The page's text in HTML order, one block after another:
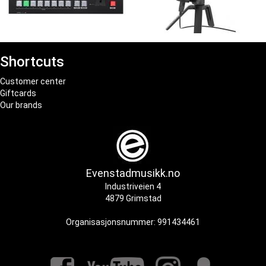
Shortcuts
Customer center
Giftcards
Our brands
Evenstadmusikk.no
Industriveien 4
4879 Grimstad
Organisasjonsnummer: 991434461